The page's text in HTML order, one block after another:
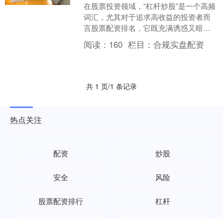
在股票投资领域，“杠杆炒股”是一个高频
词汇，尤其对于追求高收益的投资者而
言股票配资排名，它既充满诱惑又暗藏
风险。那么，**杠杆炒股是什么意思**？
简单来说，它是....
阅读： 160 栏目：合规实盘配资
共 1 页/1 条记录
热点关注
配资 炒股
安全 风险
股票配资排行 杠杆